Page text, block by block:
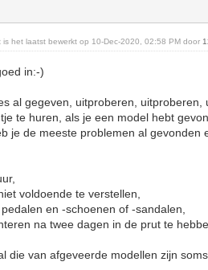
is het laatst bewerkt op 10-Dec-2020, 02:58 PM door
in:-)
al gegeven, uitproberen,
te huren, als je een model hebt
je de meeste problemen al
voldoende te verstellen,
en -schoenen of -sandalen,
na twee dagen in de prut te
die van afgeveerde modellen zijn